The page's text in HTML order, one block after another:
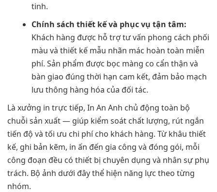
tinh.
Chính sách thiết kế và phục vụ tận tâm:
Khách hàng được hỗ trợ tư vấn phong cách phối
màu và thiết kế mẫu nhãn mác hoàn toàn miễn
phí. Sản phẩm được bọc màng co cẩn thận và
bàn giao đúng thời hạn cam kết, đảm bảo mạch
lưu thông hàng hóa của đối tác.
Là xưởng in trực tiếp, In An Anh chủ động toàn bộ
chuỗi sản xuất — giúp kiểm soát chất lượng, rút ngắn
tiến độ và tối ưu chi phí cho khách hàng. Từ khâu thiết
kế, ghi bản kẽm, in ấn đến gia công và đóng gói, mỗi
công đoạn đều có thiết bị chuyên dụng và nhân sự phụ
trách. Bộ ảnh dưới đây thể hiện năng lực theo từng
nhóm.